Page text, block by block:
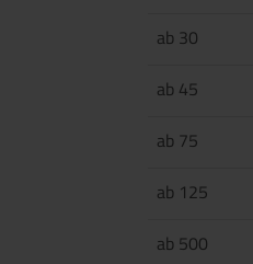
ab 30
ab 45
ab 75
ab 125
ab 500